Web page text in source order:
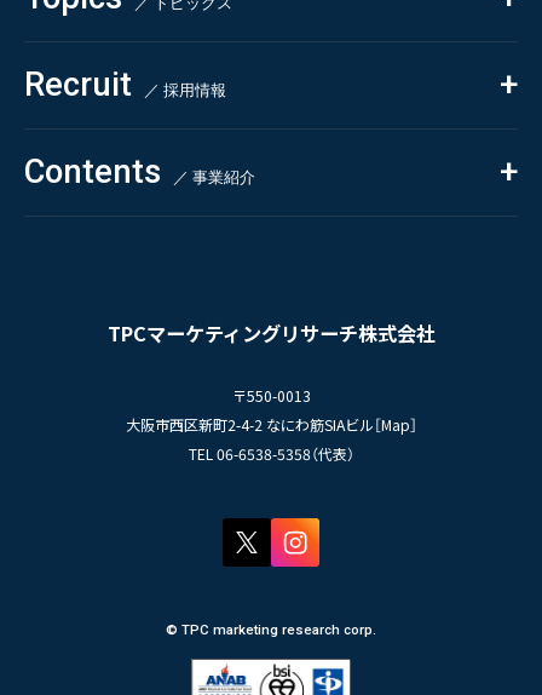
TPCマーケティングリサーチ株式会社
〒550-0013
大阪市西区新町2-4-2 なにわ筋SIAビル［Map］
TEL 06-6538-5358（代表）
© TPC marketing research corp.
- アンケート調査
- クイックリサーチ
自主企画調査
Pharmaceuticals & Medical
Chemical & Life Sciences
ALL
お知らせ
新刊情報
掲載情報
Recruit ／ 採用情報
採用TOP
- 求める人物像
Contents ／ 事業紹介
お問い合わせ
プライバシーポリシー